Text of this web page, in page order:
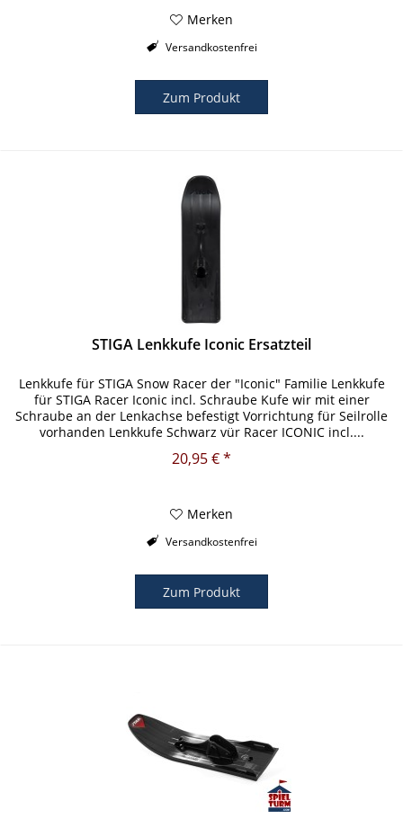
Merken
Versandkostenfrei
Zum Produkt
STIGA Lenkkufe Iconic Ersatzteil
Lenkkufe für STIGA Snow Racer der "Iconic" Familie Lenkkufe
für STIGA Racer Iconic incl. Schraube Kufe wir mit einer
Schraube an der Lenkachse befestigt Vorrichtung für Seilrolle
vorhanden Lenkkufe Schwarz vür Racer ICONIC incl....
20,95 € *
Merken
Versandkostenfrei
Zum Produkt